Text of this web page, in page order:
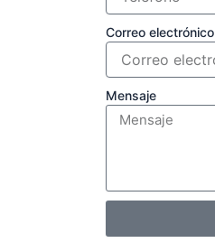
Correo electrónico
Mensaje